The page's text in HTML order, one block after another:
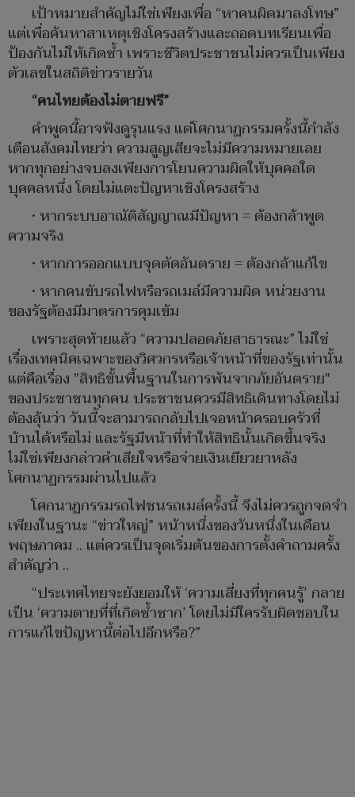
เป้าหมายสำคัญไม่ใช่เพียงเพื่อ “หาคนผิดมาลงโทษ”
แต่เพื่อค้นหาสาเหตุเชิงโครงสร้างและถอดบทเรียนเพื่อ
ป้องกันไม่ให้เกิดซ้ำ เพราะชีวิตประชาชนไม่ควรเป็นเพียง
ตัวเลขในสถิติข่าวรายวัน
“คนไทยต้องไม่ตายฟรี”
คำพูดนี้อาจฟังดูรุนแรง แต่โศกนาฏกรรมครั้งนี้กำลัง
เตือนสังคมไทยว่า ความสูญเสียจะไม่มีความหมายเลย
หากทุกอย่างจบลงเพียงการโยนความผิดให้บุคคลใด
บุคคลหนึ่ง โดยไม่แตะปัญหาเชิงโครงสร้าง
• หากระบบอาณัติสัญญาณมีปัญหา = ต้องกล้าพูด
ความจริง
• หากการออกแบบจุดตัดอันตราย = ต้องกล้าแก้ไข
• หากคนขับรถไฟหรือรถเมล์มีความผิด หน่วยงาน
ของรัฐต้องมีมาตรการคุมเข้ม
เพราะสุดท้ายแล้ว “ความปลอดภัยสาธารณะ” ไม่ใช่
เรื่องเทคนิคเฉพาะของวิศวกรหรือเจ้าหน้าที่ของรัฐเท่านั้น
แต่คือเรื่อง "สิทธิขั้นพื้นฐานในการพ้นจากภัยอันตราย"
ของประชาชนทุกคน ประชาชนควรมีสิทธิเดินทางโดยไม่
ต้องลุ้นว่า วันนี้จะสามารถกลับไปเจอหน้าครอบครัวที่
บ้านได้หรือไม่ และรัฐมีหน้าที่ทำให้สิทธินั้นเกิดขึ้นจริง
ไม่ใช่เพียงกล่าวคำเสียใจหรือจ่ายเงินเยียวยาหลัง
โศกนาฏกรรมผ่านไปแล้ว
โศกนาฏกรรมรถไฟชนรถเมล์ครั้งนี้ จึงไม่ควรถูกจดจำ
เพียงในฐานะ “ข่าวใหญ่” หน้าหนึ่งของวันหนึ่งในเดือน
พฤษภาคม .. แต่ควรเป็นจุดเริ่มต้นของการตั้งคำถามครั้ง
สำคัญว่า ..
“ประเทศไทยจะยังยอมให้ ‘ความเสี่ยงที่ทุกคนรู้’ กลาย
เป็น ‘ความตายที่ที่เกิดซ้ำซาก’ โดยไม่มีใครรับผิดชอบใน
การแก้ไขปัญหานี้ต่อไปอีกหรือ?”